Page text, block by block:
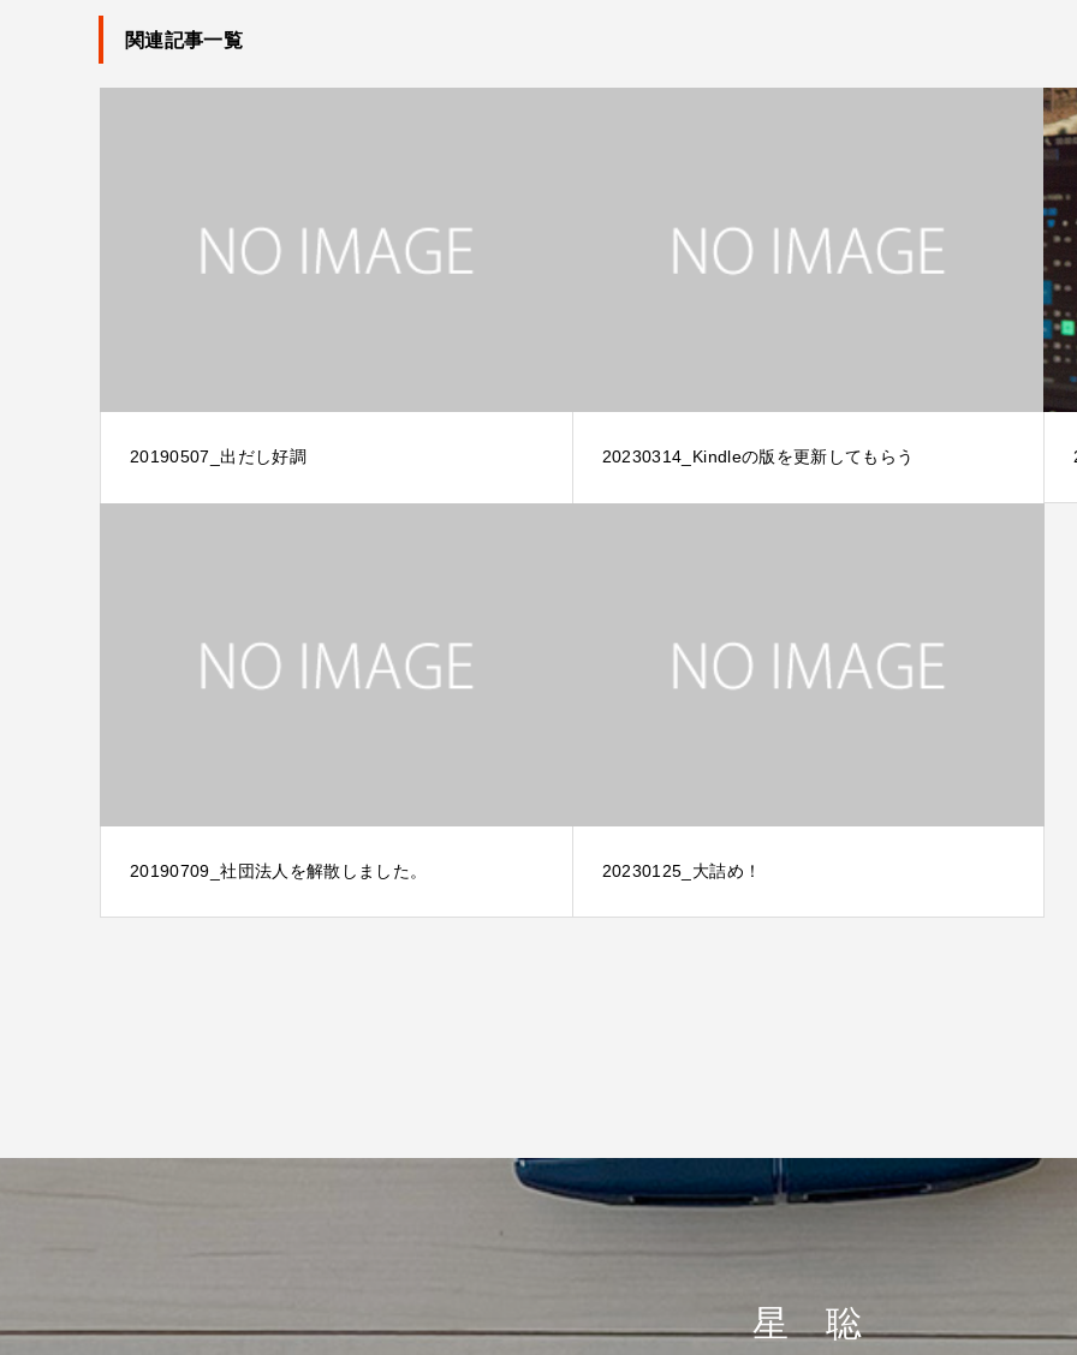
関連記事一覧
20190507_出だし好調 20230314_Kindleの版を更新してもらう
20190709_社団法人を解散しました。 20230125_大詰め！
星 聡